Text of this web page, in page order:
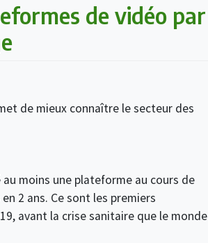
de vidéo par
de mieux connaître le secteur des
au moins une plateforme au cours de
2 ans. Ce sont les premiers
avant la crise sanitaire que le monde